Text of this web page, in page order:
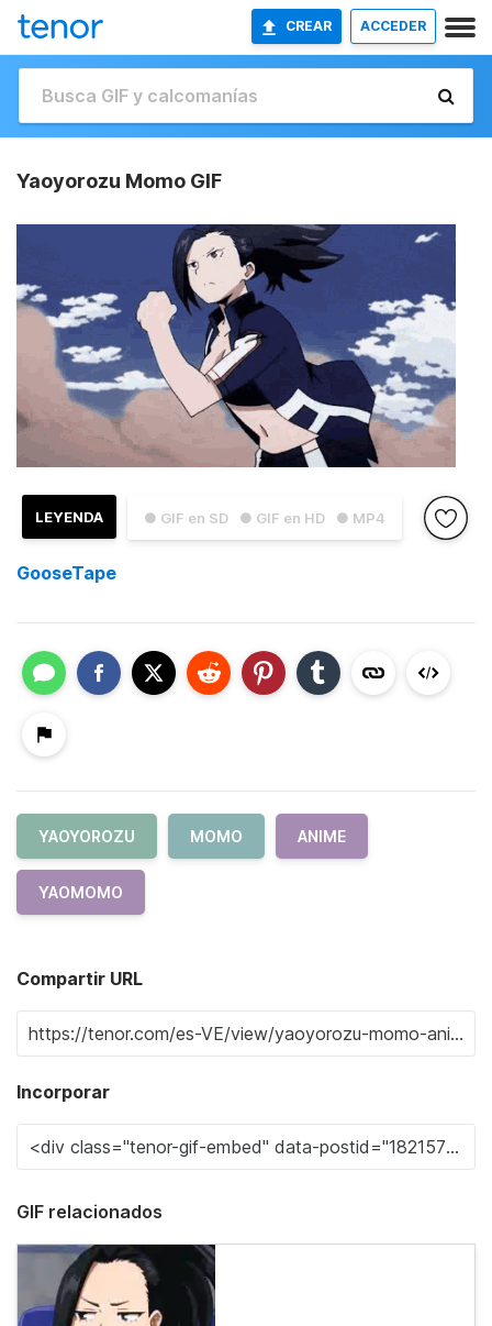
CREAR ACCEDER
Yaoyorozu Momo GIF
● GIF en SD ● GIF en HD ● MP4
LEYENDA
GooseTape
YAOYOROZU MOMO ANIME
YAOMOMO
Compartir URL
Incorporar
GIF relacionados